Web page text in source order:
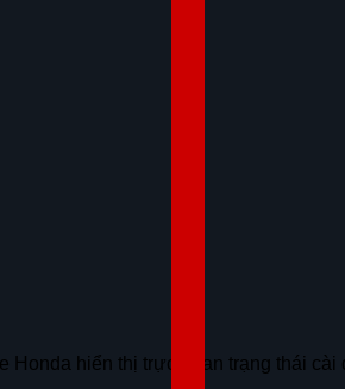
Honda hiển thị trực quan trạng thái